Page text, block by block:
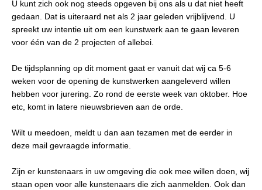
U kunt zich ook nog steeds opgeven bij ons als u dat niet heeft
gedaan. Dat is uiteraard net als 2 jaar geleden vrijblijvend. U
spreekt uw intentie uit om een kunstwerk aan te gaan leveren
voor één van de 2 projecten of allebei.
De tijdsplanning op dit moment gaat er vanuit dat wij ca 5-6
weken voor de opening de kunstwerken aangeleverd willen
hebben voor jurering. Zo rond de eerste week van oktober. Hoe
etc, komt in latere nieuwsbrieven aan de orde.
Wilt u meedoen, meldt u dan aan tezamen met de eerder in
deze mail gevraagde informatie.
Zijn er kunstenaars in uw omgeving die ook mee willen doen, wij
staan open voor alle kunstenaars die zich aanmelden. Ook dan